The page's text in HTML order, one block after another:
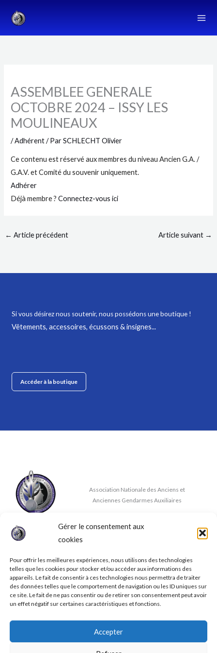
Gérer le consentement aux
cookies
Pour offrir les meilleures expériences, nous utilisons des technologies
telles que les cookies pour stocker et/ou accéder aux informations des
appareils. Le fait de consentir à ces technologies nous permettra de traiter
des données telles que le comportement de navigation ou les ID uniques sur
ce site. Le fait de ne pas consentir ou de retirer son consentement peut avoir
un effet négatif sur certaines caractéristiques et fonctions.
Accepter
ASSEMBLEE GENERALE
OCTOBRE 2024 – ISSY LES
MOULINEAUX
/Adhérent/ ParSCHLECHT Olivier
Ce contenu est réservé aux membres du niveau Ancien G.A. /
G.A.V. et Comité du souvenir uniquement.
Adhérer
Déjà membre ?Connectez-vous ici
← Article précédent Article suivant →
Si vous désirez nous soutenir, nous possédons une boutique !
Vêtements, accessoires, écussons & insignes...
Accéder à la boutique
Association Nationale des Anciens et
Anciennes Gendarmes Auxiliaires
Nous contacter
11 rue de la Doux, 86140 DOUSSAY
© 2026 A.N.A.A.G.A.
Mentions légales
Conditions générales de ventes